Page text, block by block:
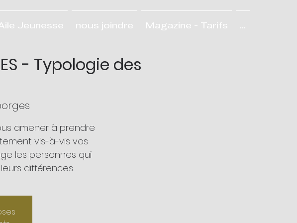
Jeunesse nous joindre Magazine - Tarifs ...
- Typologie des
amener à prendre
vis-à-vis vos
les personnes qui
différences.